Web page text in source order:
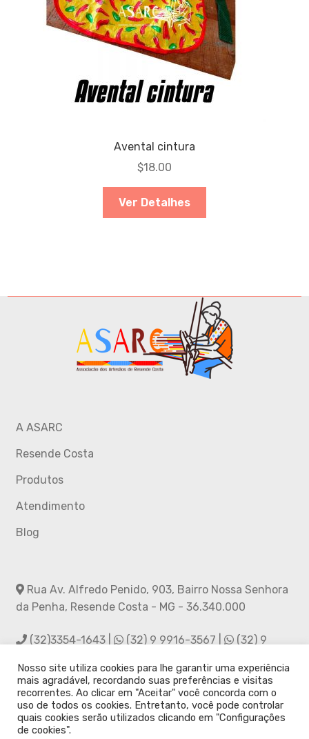
Avental cintura
$18.00
Ver Detalhes
A ASARC
Resende Costa
Produtos
Atendimento
Blog
Rua Av. Alfredo Penido, 903, Bairro Nossa Senhora
da Penha, Resende Costa - MG - 36.340.000
(32)3354-1643 | (32) 9 9916-3567 |
(32) 9
asarc.rc@hotmail.com
Siga-nos no Instagram
Nosso site utiliza cookies para lhe garantir uma experiência
mais agradável, recordando suas preferências e visitas
recorrentes. Ao clicar em "Aceitar" você concorda com o
uso de todos os cookies. Entretanto, você pode controlar
quais cookies serão utilizados clicando em "Configurações
de cookies".